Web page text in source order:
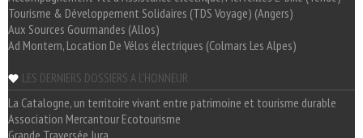
Tourisme & Développement Solidaires (TDS Voyage) (Angers)
Aux Sources Gourmandes (Allos)
Ad Montem, Location De Vélos électriques (Colmars Les Alpes)
LES DERNIERS DOSSIERS A L'HONNEUR
La Catalogne, un territoire vivant entre patrimoine et tourisme durable
Association Mercantour Ecotourisme
Grande Traversée Jura